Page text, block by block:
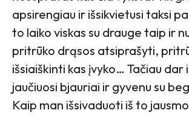
apsirengiau ir išsikvietusi taksi
to laiko viskas su drauge taip ir
pritrūko drąsos atsiprašyti,
išsiaiškinti kas įvyko… Tačiau dar
jaučiuosi bjauriai ir gyvenu su
Kaip man išsivaduoti iš to